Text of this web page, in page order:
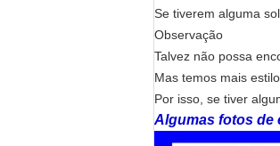
Se tiverem alguma
Observação
Talvez não possa
Mas temos mais
Por isso, se tiver
Algumas fotos de